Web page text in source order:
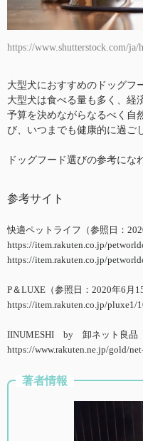
https://www.shutterstock.com/ja/
大型犬におすすめのドッグフ
大型犬は食べる量も多く、経
予算を決めながらなるべく自
び、いつまでも健康的に過ご
ドッグフード選びの参考にな
参考サイト
快適ペットライフ（参照日：
https://item.rakuten.co.jp/
https://item.rakuten.co.jp/
P＆LUXE（参照日：2020年6月15
https://item.rakuten.co.jp/pluxe1/
IINUMESHI by 卸ネット良品（
https://www.rakuten.ne.jp/gold/
著者情報